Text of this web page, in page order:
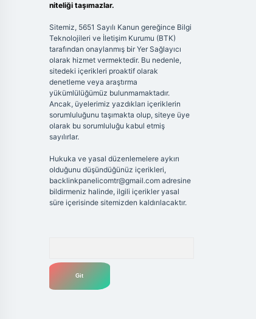
niteliği taşımazlar.
Sitemiz, 5651 Sayılı Kanun gereğince Bilgi
Teknolojileri ve İletişim Kurumu (BTK)
tarafından onaylanmış bir Yer Sağlayıcı
olarak hizmet vermektedir. Bu nedenle,
sitedeki içerikleri proaktif olarak
denetleme veya araştırma
yükümlülüğümüz bulunmamaktadır.
Ancak, üyelerimiz yazdıkları içeriklerin
sorumluluğunu taşımakta olup, siteye üye
olarak bu sorumluluğu kabul etmiş
sayılırlar.
Hukuka ve yasal düzenlemelere aykırı
olduğunu düşündüğünüz içerikleri,
backlinkpanelicomtr@gmail.comadresine
bildirmeniz halinde, ilgili içerikler yasal
süre içerisinde sitemizden kaldırılacaktır.